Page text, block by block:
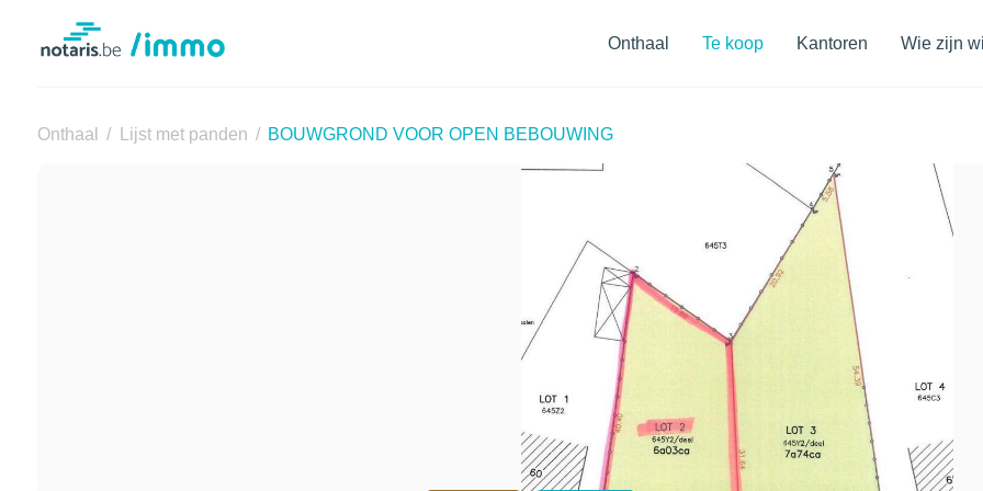
Notaris.be
Onthaal
Te koop Kantoren Wie zijn
Onthaal Lijst met panden BOUWGROND VOOR OPEN BEBOUWING